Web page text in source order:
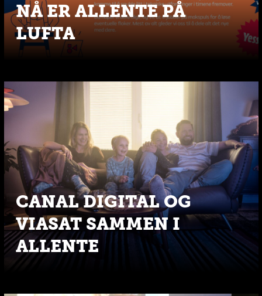
NÅ ER ALLENTE PÅ
LUFTA
CANAL DIGITAL OG
VIASAT SAMMEN I
ALLENTE